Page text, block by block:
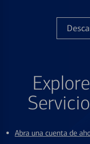
Abra una cuenta de